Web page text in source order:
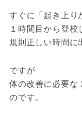
すぐに「起き上り
１時間目から登校
規則正しい時間に
ですが
体の改善に必要な
のです。